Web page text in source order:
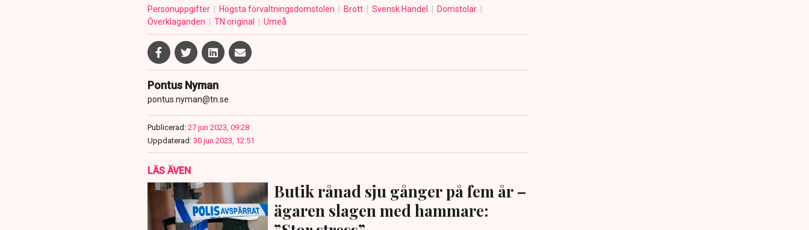
Personuppgifter Högsta förvaltningsdomstolen Brott Svensk Handel
Domstolar
Överklaganden
TN original Umeå
Pontus Nyman
pontus.nyman@tn.se
Publicerad: 27 jun 2023, 09:28
Uppdaterad: 30 jun 2023, 12:51
LÄS ÄVEN
Butik rånad sju gånger på fem år –
ägaren slagen med hammare: